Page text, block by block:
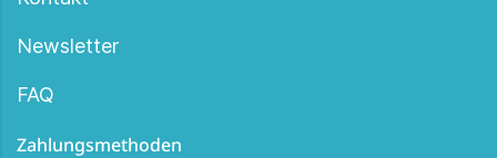
Newsletter
FAQ
Zahlungsmethoden